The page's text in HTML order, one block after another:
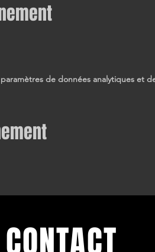
de données analytiques et